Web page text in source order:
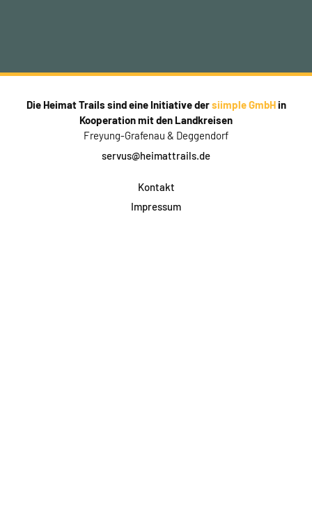
Die Heimat Trails sind eine Initiative dersiimple GmbHin
Kooperation mit den Landkreisen
Freyung-Grafenau & Deggendorf
servus@heimattrails.de
Kontakt
Impressum